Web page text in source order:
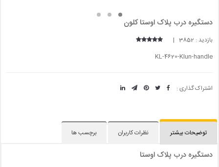
دستگیره درب پلاک اوستا کلون
بازدید : 3852 |
KL-4620-Klun-handle
اشتراک گذاری :
توضیحات بیشتر نظرات کاربران برچسب ها
دستگیره درب پلاک اوستا